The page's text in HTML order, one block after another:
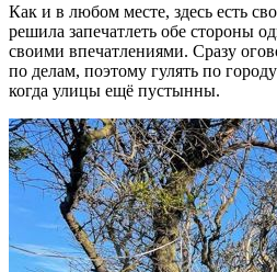
Как и в любом месте, здесь есть
решила запечатлеть обе стороны
своими впечатлениями. Сразу
по делам, поэтому гулять по
когда улицы ещё пустынны.